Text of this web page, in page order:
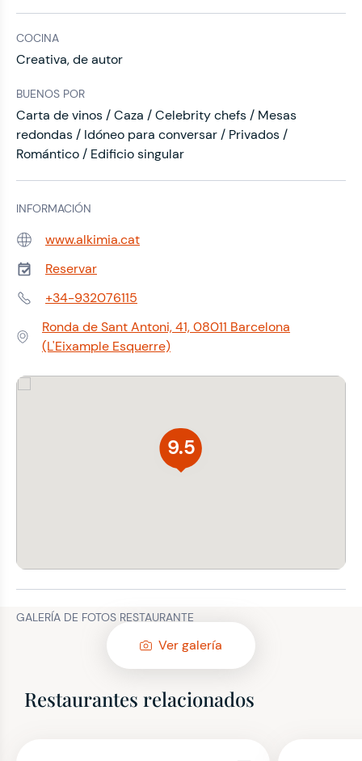
COCINA
Creativa, de autor
BUENOS POR
Carta de vinos / Caza / Celebrity chefs / Mesas
redondas / Idóneo para conversar / Privados /
Romántico / Edificio singular
INFORMACIÓN
Web: www.alkimia.cat
Teléfono:Reservar
Teléfono:+34-932076115
Dirección:
Ronda de Sant Antoni, 41, 08011 Barcelona
(L'Eixample Esquerre)
9.5
GALERÍA DE FOTOS RESTAURANTE
Ver galería
Restaurantes relacionados